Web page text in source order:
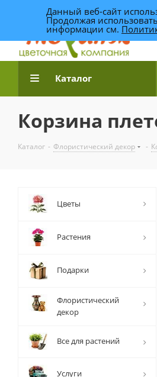
Каталог
Корзина
Каталог - Флористический декор -
Цветы
Растения
Подарки
Флористический
декор
Все для растений
Услуги
Данный веб-сайт
Продолжая
информации см.